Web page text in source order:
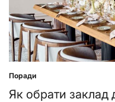
Posted
in
Поради
Як обрати заклад